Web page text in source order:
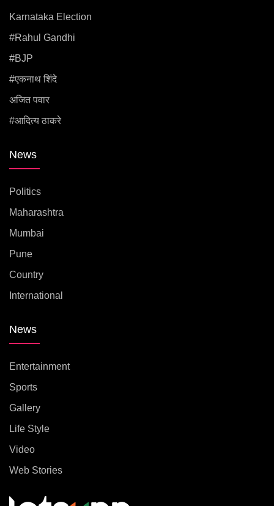
Karnataka Election
#rahul Gandhi
#BJP
#एकनाथ शिंदे
अजित पवार
#आदित्य ठाकरे
News
Politics
Maharashtra
Mumbai
Pune
Country
International
News
Entertainment
Sports
Gallery
Life Style
Video
Web Stories